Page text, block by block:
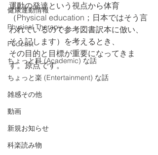
健康運動情報
Physical Therapy
Podcast
ちょっと科 (Academic) な話
ちょっと楽 (Entertainment) な話
雑感その他
動画
新規お知らせ
科楽読み物
運動の発達という視点から体育
（Physical education；日本ではそう言
われているので参考図書訳本に倣い、
そう記します）を考えるとき、
その目的と目標が重要になってきま
す。原点です。